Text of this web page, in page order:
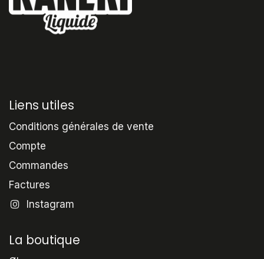
Liens utiles
Conditions générales de vente
Compte
Commandes
Factures
Instagram
La boutique